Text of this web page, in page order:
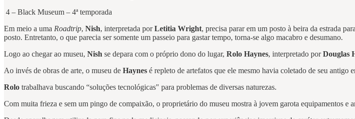
4 – Black Museum – 4ª temporada
Em meio a uma Roadtrip, Nish, interpretada porLetitia Wright, precisa parar em um posto à beira da estrada
posto. Entretanto, o que parecia ser somente um passeio para gastar tempo, torna-se algo macabro e desumano.
Logo ao chegar ao museu, Nish se depara com o próprio dono do lugar, Rolo Haynes, interpretado porDouglas
Ao invés de obras de arte, o museu de Haynes é repleto de artefatos que ele mesmo havia coletado de seu antigo
Rolo trabalhava buscando “soluções tecnológicas" para problemas de diversas naturezas.
Com muita frieza e sem um pingo de compaixão, o proprietário do museu mostra à jovem garota equipamentos e